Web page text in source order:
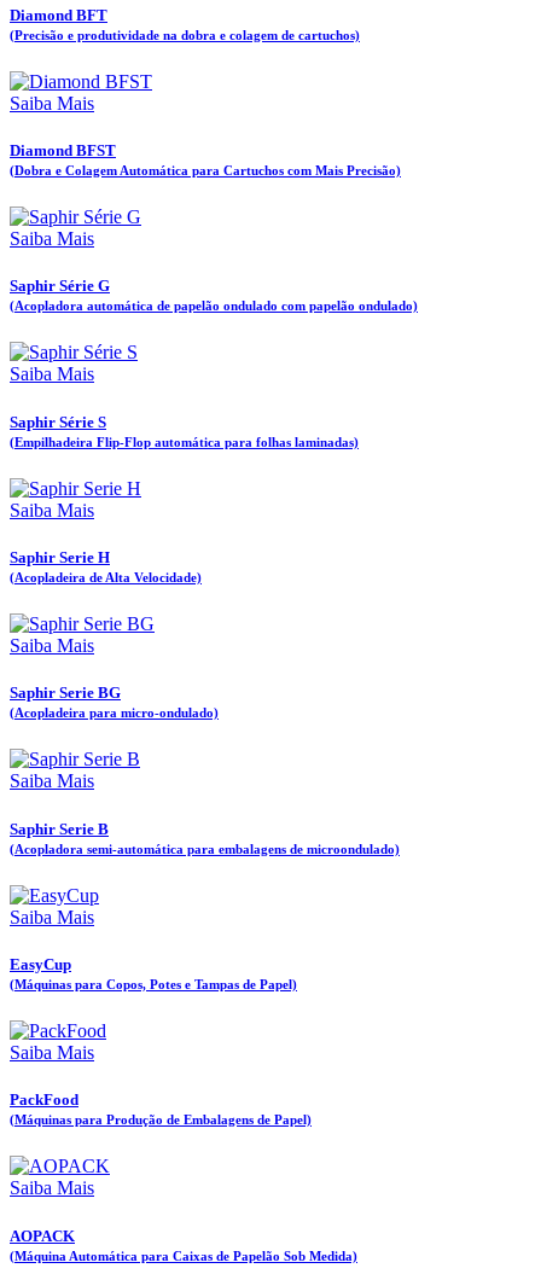
Diamond BFT
(Precisão e produtividade na dobra e colagem de cartuchos)
Saiba Mais
Diamond BFST
(Dobra e Colagem Automática para Cartuchos com Mais Precisão)
Saiba Mais
Saphir Série G
(Acopladora automática de papelão ondulado com papelão ondulado)
Saiba Mais
Saphir Série S
(Empilhadeira Flip-Flop automática para folhas laminadas)
Saiba Mais
Saphir Serie H
(Acopladeira de Alta Velocidade)
Saiba Mais
Saphir Serie BG
(Acopladeira para micro-ondulado)
Saiba Mais
Saphir Serie B
(Acopladora semi-automática para embalagens de microondulado)
Saiba Mais
EasyCup
(Máquinas para Copos, Potes e Tampas de Papel)
Saiba Mais
PackFood
(Máquinas para Produção de Embalagens de Papel)
Saiba Mais
AOPACK
(Máquina Automática para Caixas de Papelão Sob Medida)